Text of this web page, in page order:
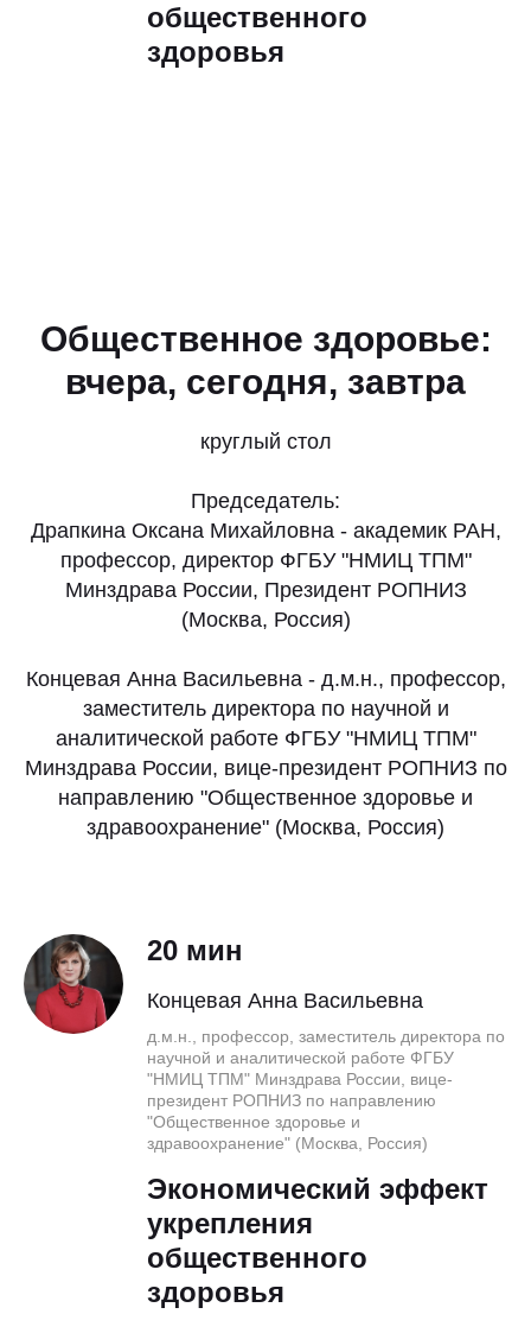
общественного
здоровья
Общественное здоровье:
вчера, сегодня, завтра
круглый стол
Председатель:
Драпкина Оксана Михайловна - академик РАН,
профессор, директор ФГБУ "НМИЦ ТПМ"
Минздрава России, Президент РОПНИЗ
(Москва, Россия)
Концевая Анна Васильевна - д.м.н., профессор,
заместитель директора по научной и
аналитической работе ФГБУ "НМИЦ ТПМ"
Минздрава России, вице-президент РОПНИЗ по
направлению "Общественное здоровье и
здравоохранение" (Москва, Россия)
20 мин
Концевая Анна Васильевна
д.м.н., профессор, заместитель директора по
научной и аналитической работе ФГБУ
"НМИЦ ТПМ" Минздрава России, вице-
президент РОПНИЗ по направлению
"Общественное здоровье и
здравоохранение" (Москва, Россия)
Экономический эффект
укрепления
общественного
здоровья